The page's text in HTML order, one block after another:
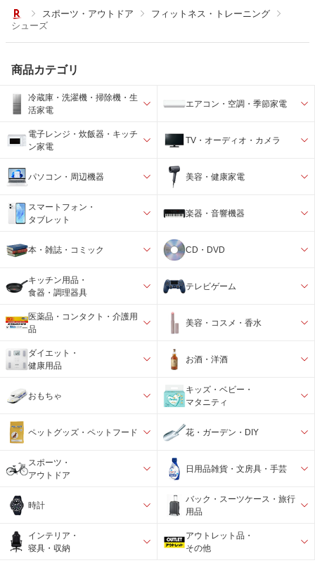
スポーツ・アウトドア
フィットネス・トレーニング
シューズ
商品カテゴリ
冷蔵庫・洗濯機・掃除機・生
活家電
エアコン・空調・季節家電
電子レンジ・炊飯器・キッチ
ン家電
TV・オーディオ・カメラ
パソコン・周辺機器 美容・健康家電
スマートフォン・
タブレット
楽器・音響機器
本・雑誌・コミック CD・DVD
キッチン用品・
食器・調理器具
テレビゲーム
医薬品・コンタクト・介護用
品
美容・コスメ・香水
ダイエット・
健康用品
お酒・洋酒
おもちゃ
キッズ・ベビー・
マタニティ
ペットグッズ・ペットフード 花・ガーデン・DIY
スポーツ・
アウトドア
日用品雑貨・文房具・手芸
時計
バック・スーツケース・旅行
用品
インテリア・
寝具・収納
アウトレット品・
その他